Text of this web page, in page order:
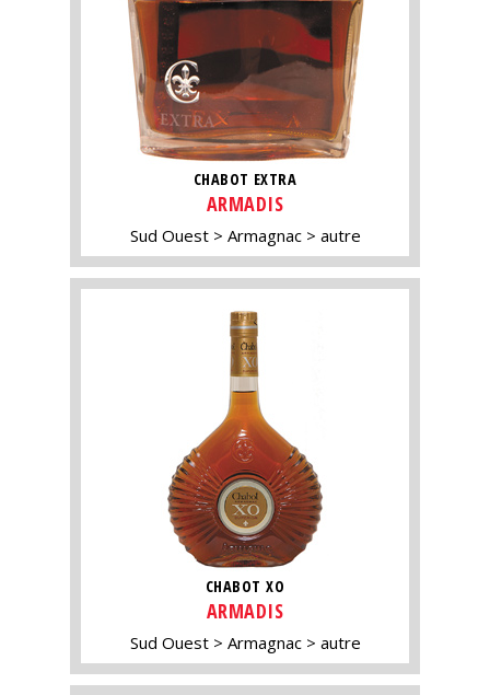
CHABOT EXTRA
ARMADIS
Sud Ouest Armagnac autre
CHABOT XO
ARMADIS
Sud Ouest Armagnac autre